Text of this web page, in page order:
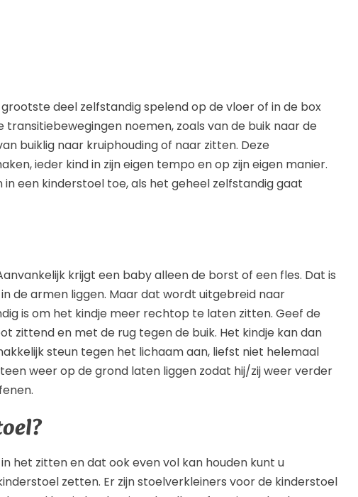
deel zelfstandig spelend op de vloer of in de box
transitiebewegingen noemen, zoals van de buik naar de
buiklig naar kruiphouding of naar zitten. Deze
ieder kind in zijn eigen tempo en op zijn eigen manier.
een kinderstoel toe, als het geheel zelfstandig gaat
krijgt een baby alleen de borst of een fles. Dat is
de armen liggen. Maar dat wordt uitgebreid naar
is om het kindje meer rechtop te laten zitten. Geef de
zittend en met de rug tegen de buik. Het kindje kan dan
steun tegen het lichaam aan, liefst niet helemaal
weer op de grond laten liggen zodat hij/zij weer verder
het zitten en dat ook even vol kan houden kunt u
zetten. Er zijn stoelverkleiners voor de kinderstoel